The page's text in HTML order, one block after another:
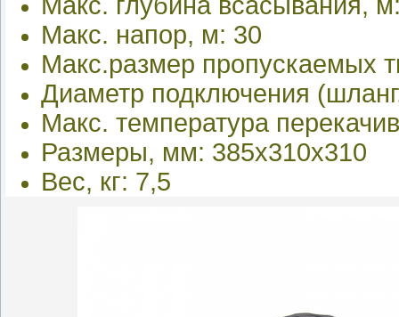
Макс. напор, м: 30
Макс.размер пропускаемых
Диаметр подключения
Макс. температура
Размеры, мм: 385х310х310
Вес, кг: 7,5